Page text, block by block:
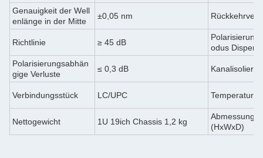
Genauigkeit der Well
enlänge in der Mitte
±0,05 nm
Richtlinie ≥ 45 dB
odus
Polarisierungsabhän
gige Verluste
≤ 0,3 dB
Verbindungsstück LC/UPC Temperatur
Nettogewicht 1U 19ich Chassis 1,2 kg
(HxWxD)